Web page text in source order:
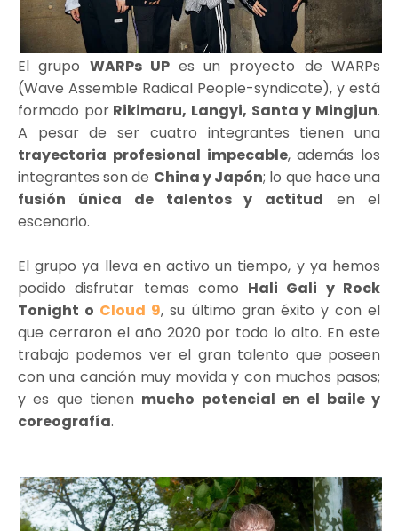
El grupo WARPs UP es un proyecto de WARPs
(Wave Assemble Radical People-syndicate), y está
formado porRikimaru, Langyi, Santa y Mingjun.
A pesar de ser cuatro integrantes tienen una
trayectoria profesional impecable, además los
integrantes son de China y Japón; lo que hace una
fusión única de talentos y actitud en el
escenario.
El grupo ya lleva en activo un tiempo, y ya hemos
podido disfrutar temas como Hali Gali y Rock
Tonight o Cloud 9, su último gran éxito y con el
que cerraron el año 2020 por todo lo alto. En este
trabajo podemos ver el gran talento que poseen
con una canción muy movida y con muchos pasos;
y es que tienen mucho potencial en el baile y
coreografía.